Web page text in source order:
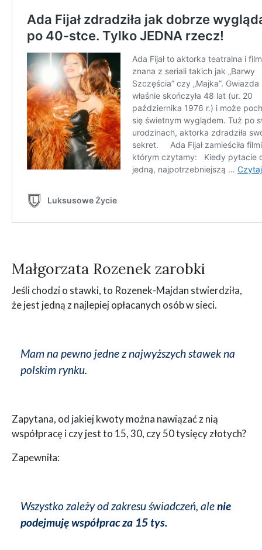
Małgorzata Rozenek zarobki
Jeśli chodzi o stawki, to Rozenek-Majdan stwierdziła,
że jest jedną z najlepiej opłacanych osób w sieci.
Mam na pewno jedne z najwyższych stawek na
polskim rynku.
Zapytana, od jakiej kwoty można nawiązać z nią
współpracę i czy jest to 15, 30, czy 50 tysięcy złotych?
Zapewniła:
Wszystko zależy od zakresu świadczeń, alenie
podejmuję współprac za 15 tys.